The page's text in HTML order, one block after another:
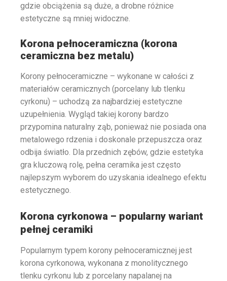
gdzie obciążenia są duże, a drobne różnice
estetyczne są mniej widoczne.
Korona pełnoceramiczna (korona
ceramiczna bez metalu)
Korony pełnoceramiczne – wykonane w całości z
materiałów ceramicznych (porcelany lub tlenku
cyrkonu) – uchodzą za najbardziej estetyczne
uzupełnienia. Wygląd takiej korony bardzo
przypomina naturalny ząb, ponieważ nie posiada ona
metalowego rdzenia i doskonale przepuszcza oraz
odbija światło. Dla przednich zębów, gdzie estetyka
gra kluczową rolę, pełna ceramika jest często
najlepszym wyborem do uzyskania idealnego efektu
estetycznego.
Korona cyrkonowa – popularny wariant
pełnej ceramiki
Popularnym typem korony pełnoceramicznej jest
korona cyrkonowa, wykonana z monolitycznego
tlenku cyrkonu lub z porcelany napalanej na